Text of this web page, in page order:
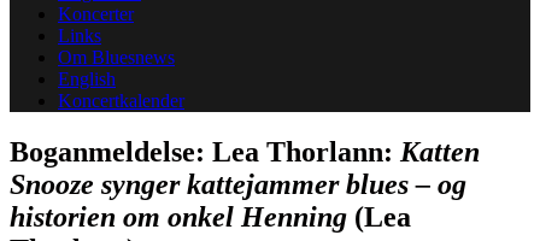
Koncerter
Links
Om Bluesnews
English
Koncertkalender
Boganmeldelse: Lea Thorlann: Katten
Snooze synger kattejammer blues – og
historien om onkel Henning (Lea